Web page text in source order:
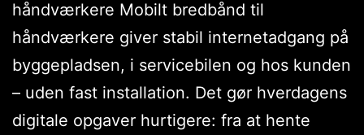
håndværkere Mobilt bredbånd til
håndværkere giver stabil internetadgang på
byggepladsen, i servicebilen og hos kunden
– uden fast installation. Det gør hverdagens
digitale opgaver hurtigere: fra at hente